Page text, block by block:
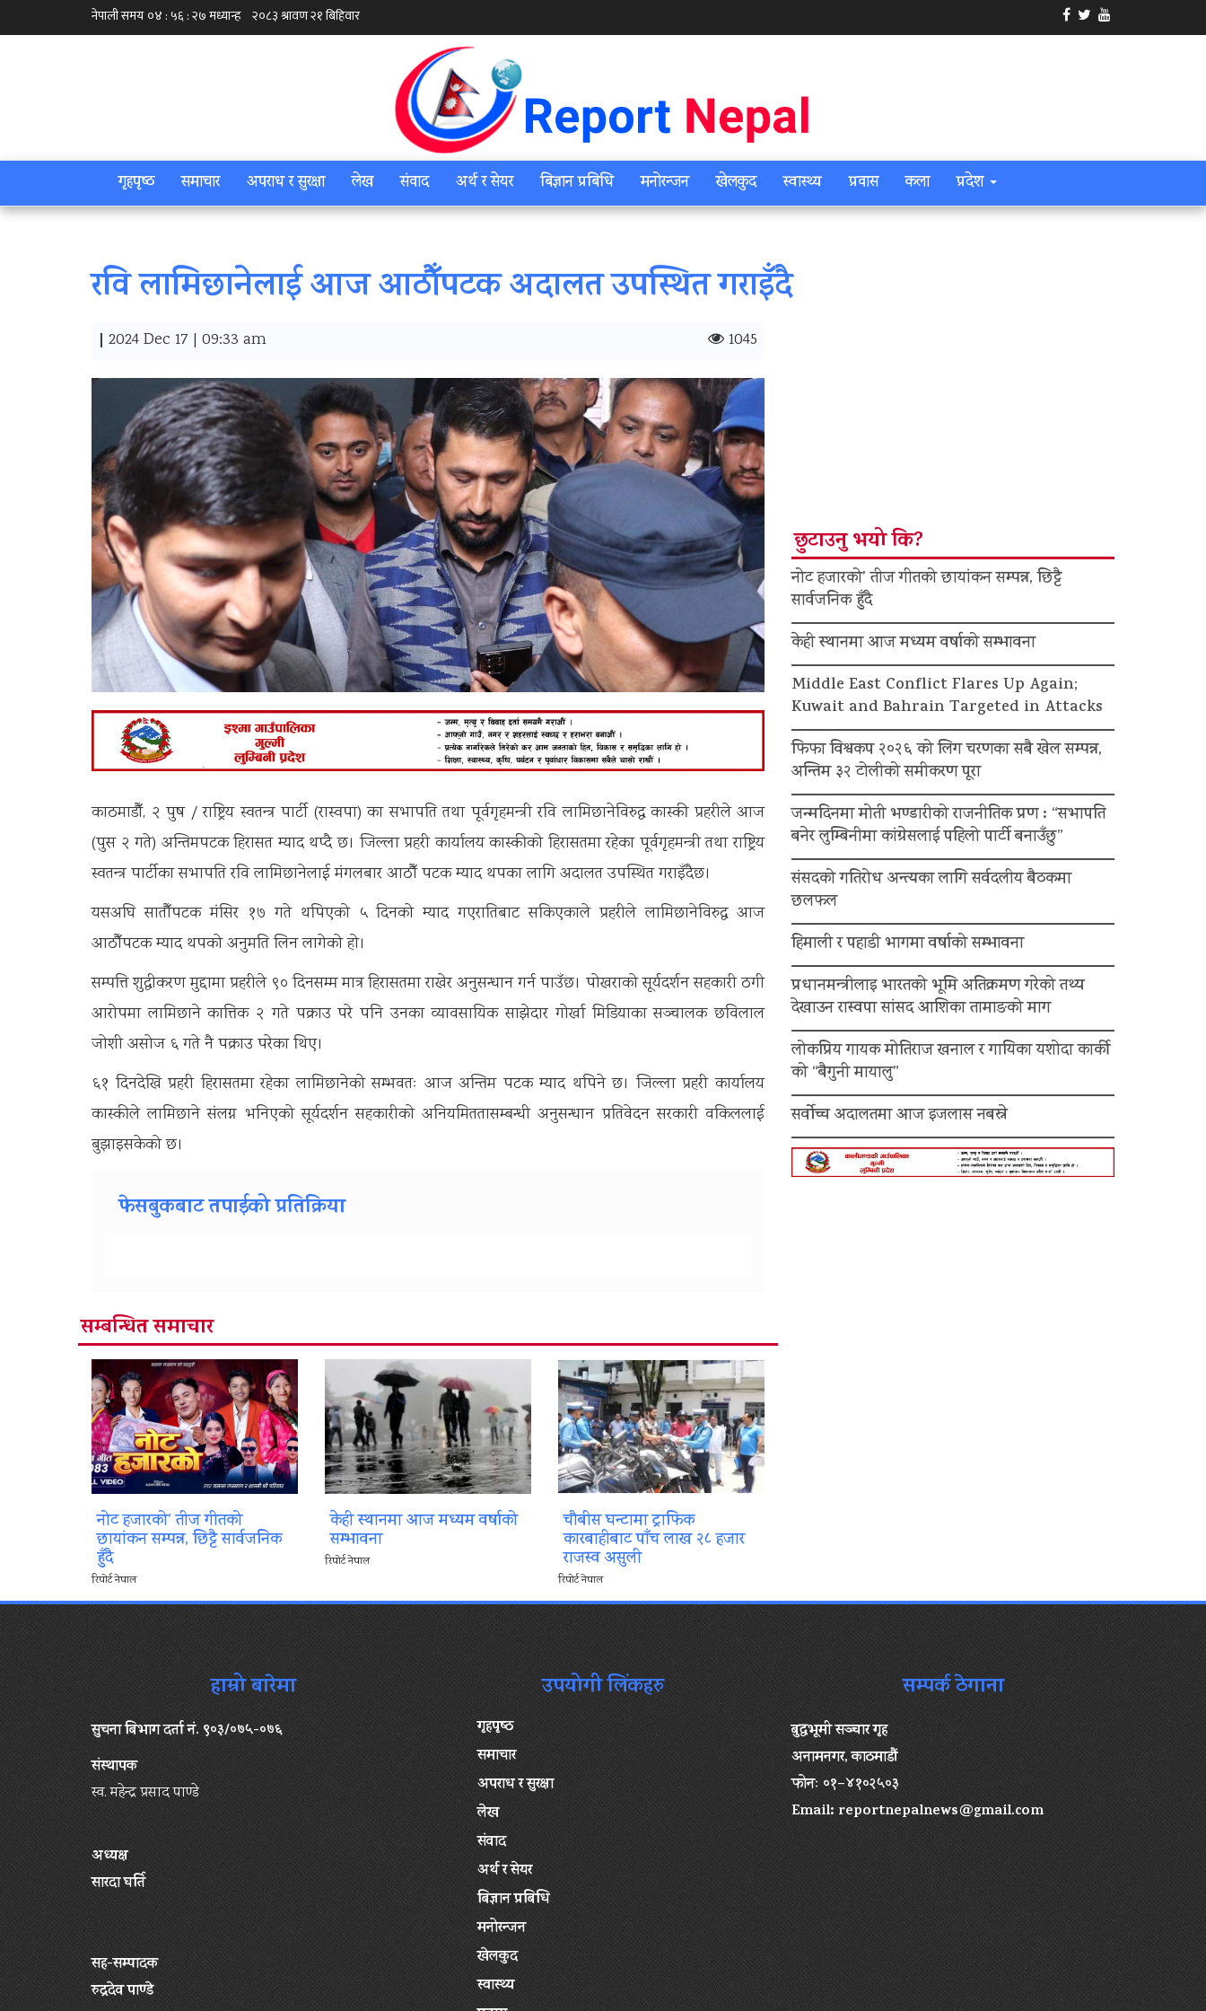
गृहपृष्‍ठ समाचार अपराध र सुरक्षा लेख संवाद अर्थ र सेयर बिज्ञान प्रबिधि मनोरन्जन खेलकुद स्वास्थ्य प्रवास कला प्रदेश
रवि लामिछानेलाई आज आठौँपटक अदालत उपस्थित गराइँदै
| 2024 Dec 17 | 09:33 am 1045
काठमाडौँ, २ पुष / राष्ट्रिय स्वतन्त्र पार्टी (रास्वपा) का सभापति तथा पूर्वगृहमन्त्री रवि लामिछानेविरुद्ध कास्की प्रहरीले आज
(पुस २ गते) अन्तिमपटक हिरासत म्याद थप्दै छ। जिल्ला प्रहरी कार्यालय कास्कीको हिरासतमा रहेका पूर्वगृहमन्त्री तथा राष्ट्रिय
स्वतन्त्र पार्टीका सभापति रवि लामिछानेलाई मंगलबार आठौँ पटक म्याद थपका लागि अदालत उपस्थित गराइँदैछ।
यसअघि सातौँपटक मंसिर १७ गते थपिएको ५ दिनको म्याद गएरातिबाट सकिएकाले प्रहरीले लामिछानेविरुद्ध आज
आठौँपटक म्याद थपको अनुमति लिन लागेको हो।
सम्पत्ति शुद्धीकरण मुद्दामा प्रहरीले ९० दिनसम्म मात्र हिरासतमा राखेर अनुसन्धान गर्न पाउँछ। पोखराको सूर्यदर्शन सहकारी ठगी
आरोपमा लामिछाने कात्तिक २ गते पक्राउ परे पनि उनका व्यावसायिक साझेदार गोर्खा मिडियाका सञ्चालक छविलाल
जोशी असोज ६ गते नै पक्राउ परेका थिए।
६१ दिनदेखि प्रहरी हिरासतमा रहेका लामिछानेको सम्भवतः आज अन्तिम पटक म्याद थपिने छ। जिल्ला प्रहरी कार्यालय
कास्कीले लामिछाने संलग्न भनिएको सूर्यदर्शन सहकारीको अनियमिततासम्बन्धी अनुसन्धान प्रतिवेदन सरकारी वकिललाई
बुझाइसकेको छ।
फेसबुकबाट तपाईको प्रतिक्रिया
सम्बन्धित समाचार
नोट हजारको’ तीज गीतको
छायांकन सम्पन्न, छिट्टै सार्वजनिक
हुँदै
रिपोर्ट नेपाल
केही स्थानमा आज मध्यम वर्षाको
सम्भावना
रिपोर्ट नेपाल
चौबीस घन्टामा ट्राफिक
कारबाहीबाट पाँच लाख २८ हजार
राजस्व असुली
रिपोर्ट नेपाल
छुटाउनु भयो कि?
नोट हजारको’ तीज गीतको छायांकन सम्पन्न, छिट्टै
सार्वजनिक हुँदै
केही स्थानमा आज मध्यम वर्षाको सम्भावना
Middle East Conflict Flares Up Again;
Kuwait and Bahrain Targeted in Attacks
फिफा विश्वकप २०२६ को लिग चरणका सबै खेल सम्पन्न,
अन्तिम ३२ टोलीको समीकरण पूरा
जन्मदिनमा मोती भण्डारीको राजनीतिक प्रण : “सभापति
बनेर लुम्बिनीमा कांग्रेसलाई पहिलो पार्टी बनाउँछु”
संसदको गतिरोध अन्त्यका लागि सर्वदलीय बैठकमा
छलफल
हिमाली र पहाडी भागमा वर्षाको सम्भावना
प्रधानमन्त्रीलाइ भारतको भूमि अतिक्रमण गरेको तथ्य
देखाउन रास्वपा सांसद आशिका तामाङको माग
लोकप्रिय गायक मोतिराज खनाल र गायिका यशोदा कार्की
को “बैगुनी मायालु”
सर्वोच्च अदालतमा आज इजलास नबस्ने
हाम्रो बारेमा
सुचना बिभाग दर्ता नं. ९०३/०७५-०७६
संस्थापक
स्व. महेन्द्र प्रसाद पाण्डे
अध्यक्ष
सारदा घर्ति
सह-सम्पादक
रुद्रदेव पाण्डे
उपयोगी लिंकहरु
गृहपृष्‍ठ
समाचार
अपराध र सुरक्षा
लेख
संवाद
अर्थ र सेयर
बिज्ञान प्रबिधि
मनोरन्जन
खेलकुद
स्वास्थ्य
सम्पर्क ठेगाना
बुद्धभूमी सञ्चार गृह
अनामनगर, काठमाडौं
फोनः ०१–४१०२५०३
Email:reportnepalnews@gmail.com